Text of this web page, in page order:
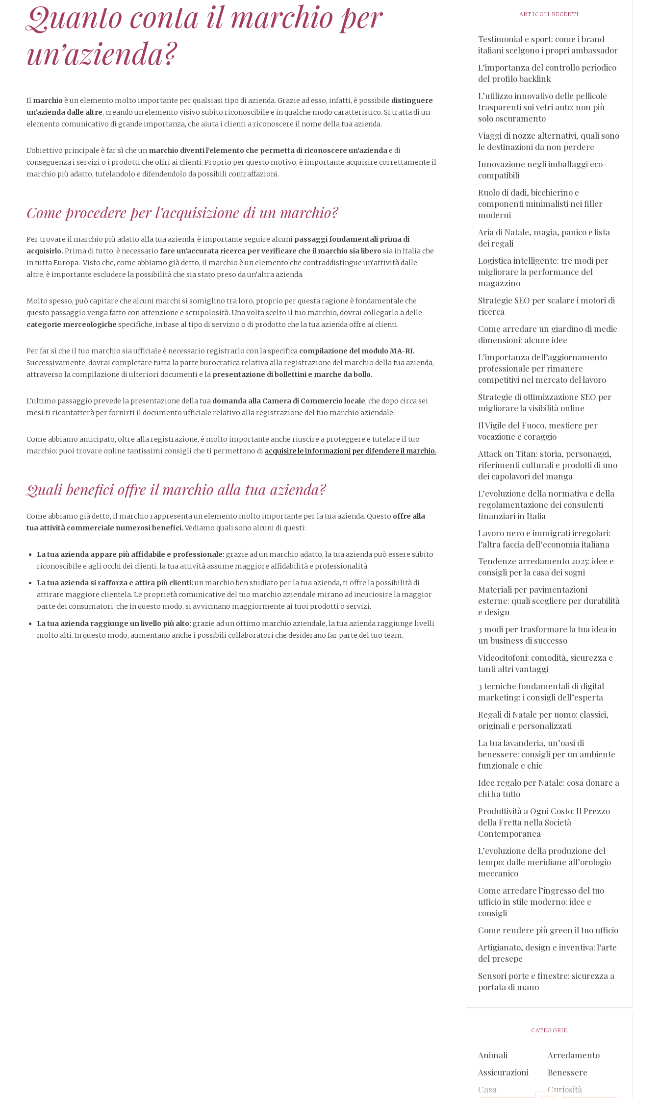
Quanto conta il marchio per
un’azienda?
Il marchio è un elemento molto importante per qualsiasi tipo di azienda. Grazie ad esso, infatti, è possibile distinguere
un’azienda dalle altre, creando un elemento visivo subito riconoscibile e in qualche modo caratteristico. Si tratta di un
elemento comunicativo di grande importanza, che aiuta i clienti a riconoscere il nome della tua azienda.
L’obiettivo principale è far sì che unmarchio diventi l’elemento che permetta di riconoscere un’aziendae di
conseguenza i servizi o i prodotti che offri ai clienti. Proprio per questo motivo, è importante acquisire correttamente il
marchio più adatto, tutelandolo e difendendolo da possibili contraffazioni.
Come procedere per l’acquisizione di un marchio?
Per trovare il marchio più adatto alla tua azienda, è importante seguire alcunipassaggi fondamentali prima di
acquisirlo. Prima di tutto, è necessario fare un’accurata ricerca per verificare che il marchio sia libero sia in Italia che
in tutta Europa. Visto che, come abbiamo già detto, il marchio è un elemento che contraddistingue un’attività dalle
altre, è importante escludere la possibilità che sia stato preso da un’altra azienda.
Molto spesso, può capitare che alcuni marchi si somiglino tra loro, proprio per questa ragione è fondamentale che
questo passaggio venga fatto con attenzione e scrupolosità. Una volta scelto il tuo marchio, dovrai collegarlo a delle
categorie merceologiche specifiche, in base al tipo di servizio o di prodotto che la tua azienda offre ai clienti.
Per far sì che il tuo marchio sia ufficiale è necessario registrarlo con la specifica compilazione del modulo MA-RI.
Successivamente, dovrai completare tutta la parte burocratica relativa alla registrazione del marchio della tua azienda,
attraverso la compilazione di ulteriori documenti e la presentazione di bollettini e marche da bollo.
L’ultimo passaggio prevede la presentazione della tua domanda alla Camera di Commercio locale, che dopo circa sei
mesi ti ricontatterà per fornirti il documento ufficiale relativo alla registrazione del tuo marchio aziendale.
Come abbiamo anticipato, oltre alla registrazione, è molto importante anche riuscire a proteggere e tutelare il tuo
marchio: puoi trovare online tantissimi consigli che ti permettono di acquisire le informazioni per difendere il marchio.
Quali benefici offre il marchio alla tua azienda?
Come abbiamo già detto, il marchio rappresenta un elemento molto importante per la tua azienda. Questo offre alla
tua attività commerciale numerosi benefici.Vediamo quali sono alcuni di questi:
La tua azienda appare più affidabile e professionale: grazie ad un marchio adatto, la tua azienda può essere subito
riconoscibile e agli occhi dei clienti, la tua attività assume maggiore affidabilità e professionalità.
La tua azienda si rafforza e attira più clienti: un marchio ben studiato per la tua azienda, ti offre la possibilità di
attirare maggiore clientela. Le proprietà comunicative del tuo marchio aziendale mirano ad incuriosire la maggior
parte dei consumatori, che in questo modo, si avvicinano maggiormente ai tuoi prodotti o servizi.
La tua azienda raggiunge un livello più alto: grazie ad un ottimo marchio aziendale, la tua azienda raggiunge livelli
molto alti. In questo modo, aumentano anche i possibili collaboratori che desiderano far parte del tuo team.
ARTICOLI RECENTI
Testimonial e sport: come i brand
italiani scelgono i propri ambassador
L’importanza del controllo periodico
del profilo backlink
L’utilizzo innovativo delle pellicole
trasparenti sui vetri auto: non più
solo oscuramento
Viaggi di nozze alternativi, quali sono
le destinazioni da non perdere
Innovazione negli imballaggi eco-
compatibili
Ruolo di dadi, bicchierino e
componenti minimalisti nei filler
moderni
Aria di Natale, magia, panico e lista
dei regali
Logistica intelligente: tre modi per
migliorare la performance del
magazzino
Strategie SEO per scalare i motori di
ricerca
Come arredare un giardino di medie
dimensioni: alcune idee
L’importanza dell’aggiornamento
professionale per rimanere
competitivi nel mercato del lavoro
Strategie di ottimizzazione SEO per
migliorare la visibilità online
Il Vigile del Fuoco, mestiere per
vocazione e coraggio
Attack on Titan: storia, personaggi,
riferimenti culturali e prodotti di uno
dei capolavori del manga
L’evoluzione della normativa e della
regolamentazione dei consulenti
finanziari in Italia
Lavoro nero e immigrati irregolari:
l’altra faccia dell’economia italiana
Tendenze arredamento 2025: idee e
consigli per la casa dei sogni
Materiali per pavimentazioni
esterne: quali scegliere per durabilità
e design
3 modi per trasformare la tua idea in
un business di successo
Videocitofoni: comodità, sicurezza e
tanti altri vantaggi
3 tecniche fondamentali di digital
marketing: i consigli dell’esperta
Regali di Natale per uomo: classici,
originali e personalizzati
La tua lavanderia, un’oasi di
benessere: consigli per un ambiente
funzionale e chic
Idee regalo per Natale: cosa donare a
chi ha tutto
Produttività a Ogni Costo: Il Prezzo
della Fretta nella Società
Contemporanea
L’evoluzione della produzione del
tempo: dalle meridiane all’orologio
meccanico
Come arredare l’ingresso del tuo
ufficio in stile moderno: idee e
consigli
Come rendere più green il tuo ufficio
Artigianato, design e inventiva: l’arte
del presepe
Sensori porte e finestre: sicurezza a
portata di mano
CATEGORIE
Animali
Arredamento
Assicurazioni
Benessere
Casa
Curiosità